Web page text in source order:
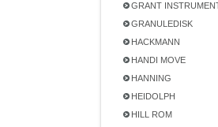
GRANT
GRANULEDISK
HACKMANN
HANDI MOVE
HANNING
HEIDOLPH
HILL ROM